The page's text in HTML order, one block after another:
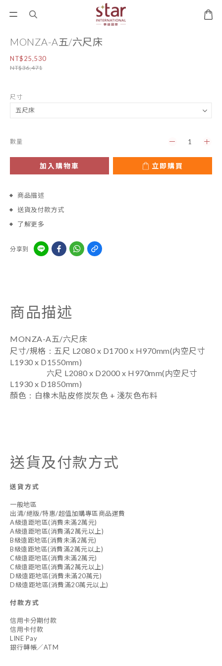
MONZA-A五/六尺床
NT$25,530
NT$36,471
尺寸
數量
加入購物車 立即購買
商品描述
送貨及付款方式
了解更多
分享到
商品描述
MONZA-A五/六尺床
尺寸/規格 ： 五尺 L2080 x D1700 x H970mm(内空尺寸
L1930 x D1550mm)
六尺 L2080 x D2000 x H970mm(内空尺寸
L1930 x D1850mm)
顏色 ： 白橡木貼皮修炭灰色 + 淺灰色布料
送貨及付款方式
送貨方式
一般地區
出清/絕版/特惠/超值加購專區商品運費
A級遠距地區(消費未滿2萬元)
A級遠距地區(消費滿2萬元以上)
B級遠距地區(消費未滿2萬元)
B級遠距地區(消費滿2萬元以上)
C級遠距地區(消費未滿2萬元)
C級遠距地區(消費滿2萬元以上)
D級遠距地區(消費未滿20萬元)
D級遠距地區(消費滿20萬元以上)
付款方式
信用卡分期付款
信用卡付款
LINE Pay
銀行轉帳／ATM